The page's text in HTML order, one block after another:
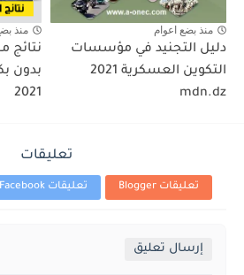
منذ بضع اعوام
دليل التجنيد في مؤسسات
التكوين العسكرية 2021
mdn.dz
منذ
نتائج
بدون
2021
تعليقات
تعليقات Blogger تعليقات Facebook
إرسال تعليق